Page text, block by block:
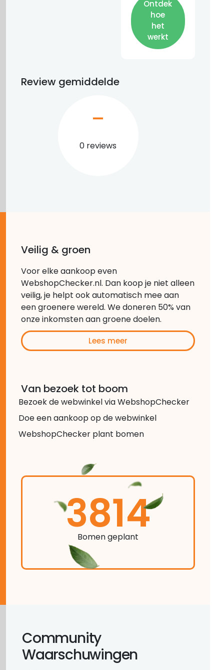
Ontdek
hoe
het
werkt
Review gemiddelde
0 reviews
–
Veilig & groen
Voor elke aankoop even
WebshopChecker.nl. Dan koop je niet alleen
veilig, je helpt ook automatisch mee aan
een groenere wereld. We doneren 50% van
onze inkomsten aan groene doelen.
Lees meer
Van bezoek tot boom
Bezoek de webwinkel via WebshopChecker
Doe een aankoop op de webwinkel
WebshopChecker plant bomen
3814
Bomen geplant
Community
Waarschuwingen